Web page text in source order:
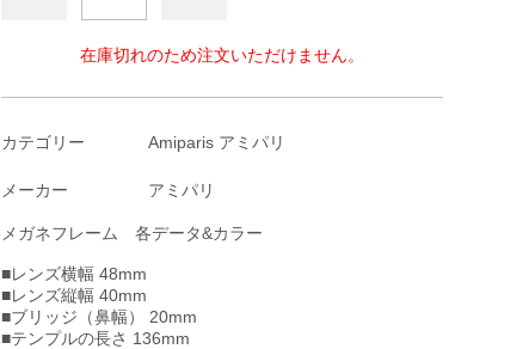
在庫切れのため注文いただけません。
カテゴリー Amiparis アミパリ
メーカー アミパリ
メガネフレーム 各データ&カラー
■レンズ横幅 48mm
■レンズ縦幅 40mm
■ブリッジ（鼻幅） 20mm
■テンプルの長さ 136mm